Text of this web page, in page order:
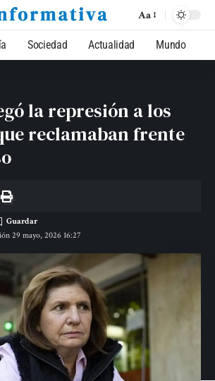
Aa
Sociedad Actualidad Mundo
la represión a los
reclamaban frente
29 mayo, 2026 16:27